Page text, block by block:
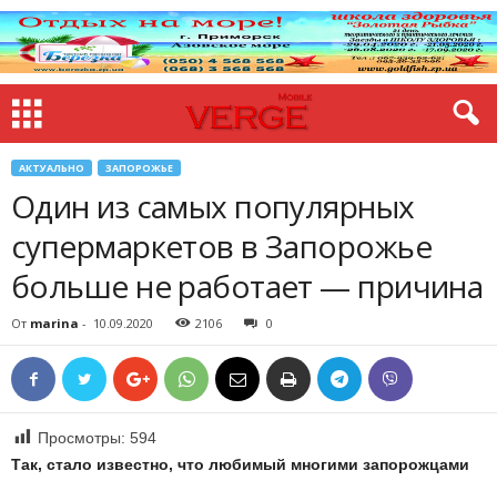
АКТУАЛЬНО ЗАПОРОЖЬЕ
Один из самых популярных
супермаркетов в Запорожье
больше не работает — причина
От marina - 10.09.2020 2106 0
Просмотры: 594
Так, стало известно, что любимый многими запорожцами